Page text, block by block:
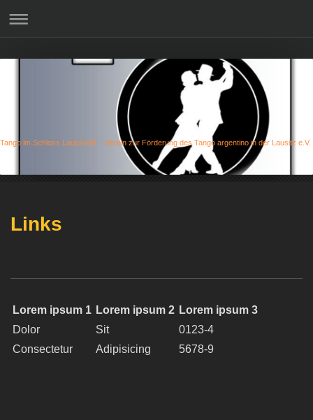
Tango im Schloss Laubsdorf - Verein zur Förderung des Tango argentino in der Lausitz e.V.
Links
Lorem ipsum 1 Lorem ipsum 2 Lorem ipsum 3
Dolor
Sit
0123-4
Consectetur
Adipisicing 5678-9